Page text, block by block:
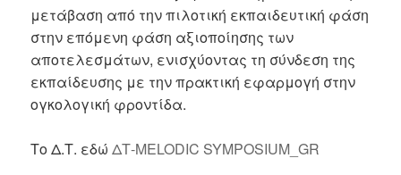
μετάβαση από την πιλοτική εκπαιδευτική φάση
στην επόμενη φάση αξιοποίησης των
αποτελεσμάτων, ενισχύοντας τη σύνδεση της
εκπαίδευσης με την πρακτική εφαρμογή στην
ογκολογική φροντίδα.
Το Δ.Τ. εδώΔΤ-MELODIC SYMPOSIUM_GR